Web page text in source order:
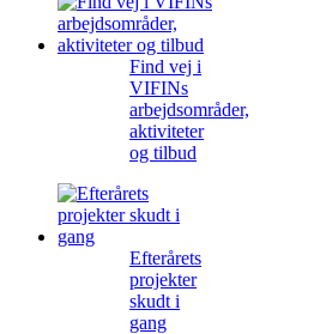
Find vej i
VIFINs
arbejdsområder,
aktiviteter
og tilbud
Efterårets
projekter
skudt i
gang